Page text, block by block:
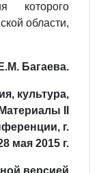
которого
области,
Е.М. Багаева.
культура,
II
г.
мая 2015 г.
версией